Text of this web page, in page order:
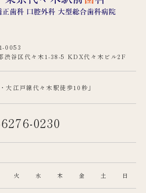
0053
渋谷区代々木1-38-5 KDX代々木ビル2F
・大江戸線代々木駅徒歩10秒」
0230
火 水 木 金 土 日